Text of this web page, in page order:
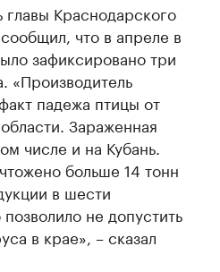
главы Краснодарского
что в апреле в
зафиксировано три
«Производитель
падежа птицы от
Зараженная
числе и на Кубань.
больше 14 тонн
в шести
не допустить
в крае», – сказал